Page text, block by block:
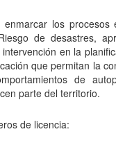
los procesos
de desastres,
en la
que permitan la
de
parte del territorio.
de licencia: